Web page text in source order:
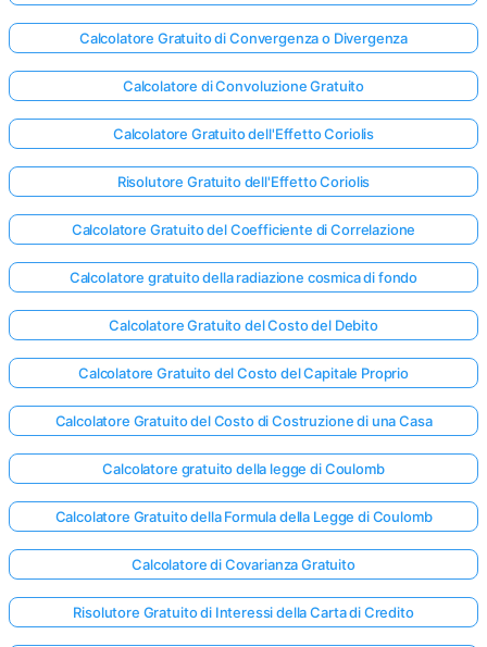
qui!
Calcolatore Gratuito di Convergenza o Divergenza
Calcolatore di Convoluzione Gratuito
Calcolatore Gratuito dell'Effetto Coriolis
Risolutore Gratuito dell'Effetto Coriolis
Calcolatore Gratuito del Coefficiente di Correlazione
Calcolatore gratuito della radiazione cosmica di fondo
Calcolatore Gratuito del Costo del Debito
Calcolatore Gratuito del Costo del Capitale Proprio
Calcolatore Gratuito del Costo di Costruzione di una Casa
Calcolatore gratuito della legge di Coulomb
Calcolatore Gratuito della Formula della Legge di Coulomb
Calcolatore di Covarianza Gratuito
Risolutore Gratuito di Interessi della Carta di Credito